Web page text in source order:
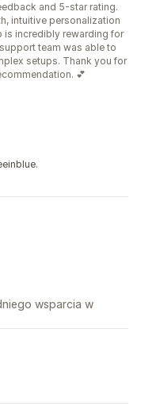
and 5-star rating.
intuitive personalization
is incredibly rewarding for
team was able to
setups. Thank you for
💕
wsparcia w